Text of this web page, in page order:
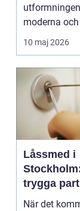
moderna
trädg&...
10 maj 2026
Låssmed i
trygga
När det